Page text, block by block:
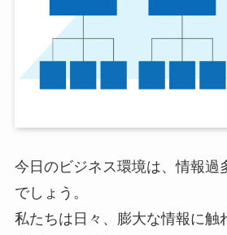
今日のビジネス環境は、情報過
でしょう。
私たちは日々、膨大な情報に触